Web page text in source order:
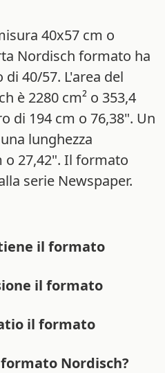
40x57 cm o
Nordisch formato ha
40/57. L'area del
è 2280 cm² o 353,4
di 194 cm o 76,38". Un
lunghezza
o 27,42". Il formato
serie Newspaper.
il formato
il formato
il formato
Nordisch?